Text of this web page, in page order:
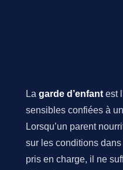
La garde d’enfant est
sensibles confiées à un
Lorsqu’un parent
sur les conditions
pris en charge, il ne